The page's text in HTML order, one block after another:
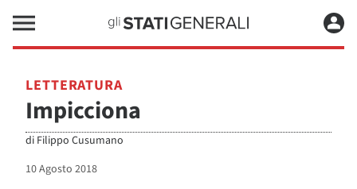
LETTERATURA
Impicciona
di Filippo Cusumano
10 Agosto 2018